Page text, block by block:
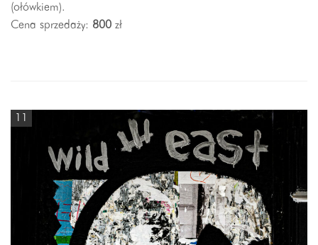
(ołówkiem).
Cena sprzedaży: 800 zł